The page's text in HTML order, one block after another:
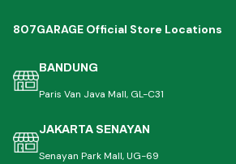
807GARAGE Official Store Locations
BANDUNG
Paris Van Java Mall, GL-C31
JAKARTA SENAYAN
Senayan Park Mall, UG-69